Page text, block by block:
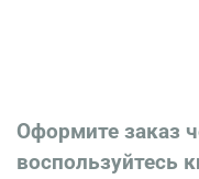
Оформите заказ
воспользуйтесь